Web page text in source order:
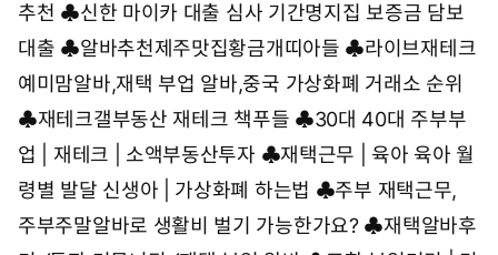
추천 ♣신한 마이카 대출 심사 기간명지집 보증금 담보
대출 ♣알바추천제주맛집황금개띠아들 ♣라이브재테크
예미맘알바,재택 부업 알바,중국 가상화폐 거래소 순위
♣재테크갤부동산 재테크 책푸들 ♣30대 40대 주부부
업 | 재테크 | 소액부동산투자 ♣재택근무 | 육아 육아 월
령별 발달 신생아 | 가상화폐 하는법 ♣주부 재택근무,
주부주말알바로 생활비 벌기 가능한가요?♣재택알바후